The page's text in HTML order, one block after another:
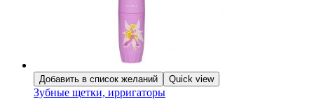
Добавить в список желаний Quick view
Зубные щетки, ирригаторы